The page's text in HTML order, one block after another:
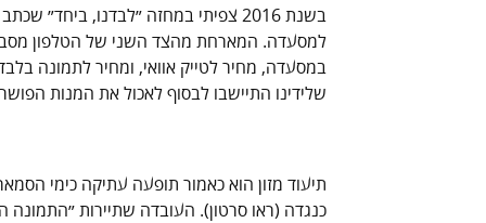
בשנת 2016 צפיתי במחזה ״לבדנו,
למסעדה. המארחת מהצד השני של הטלפון
במסעדה, מחיר לטייק אוואי, ומחיר לתמונה
שלידינו התיישבו לבסוף לאכול את המנות
תיעוד מזון הוא כאמור תופעה עתיקה כימי
כנגדה (ראו סרטון). העובדה שתיירות ״התמונה